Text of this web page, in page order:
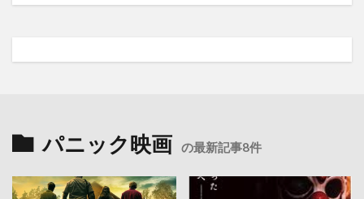
パニック映画 の最新記事8件